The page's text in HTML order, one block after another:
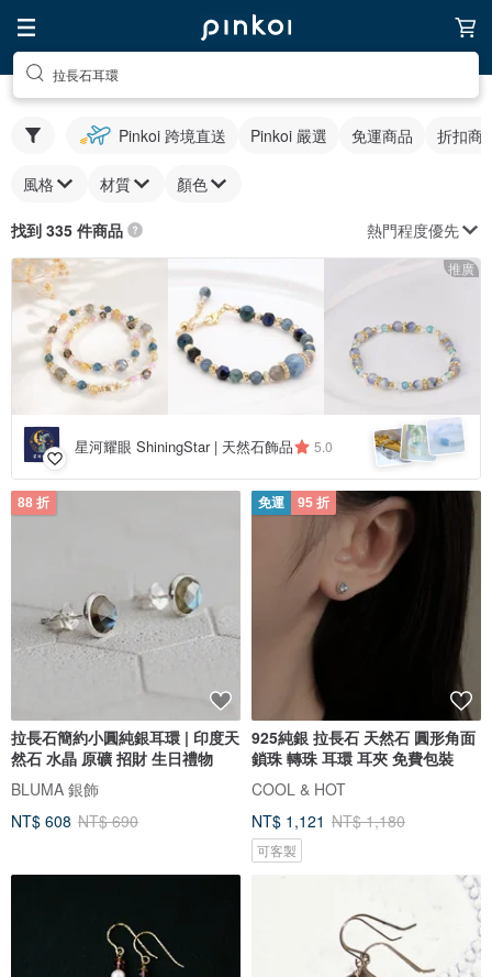
拉長石耳環
Pinkoi 跨境直送 Pinkoi 嚴選 免運商品 折扣商
風格 材質 顏色
找到 335 件商品 熱門程度優先
推廣
星河耀眼 ShiningStar | 天然石飾品 5.0
88 折
拉長石簡約小圓純銀耳環 | 印度天
然石 水晶 原礦 招財 生日禮物
BLUMA 銀飾
NT$ 608 NT$ 690
免運 95 折
925純銀 拉長石 天然石 圓形角面
鎖珠 轉珠 耳環 耳夾 免費包裝
COOL & HOT
NT$ 1,121 NT$ 1,180
可客製